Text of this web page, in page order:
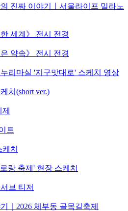
진짜 이야기ㅣ서울라이프 밀라노
세계》 전시 전경
약속》 전시 전경
리마실 '지구맛대로' 스케치 영상
치(short ver.)
트
치
랑 축제' 현장 스케치
브 티저
｜2026 체부동 골목길축제